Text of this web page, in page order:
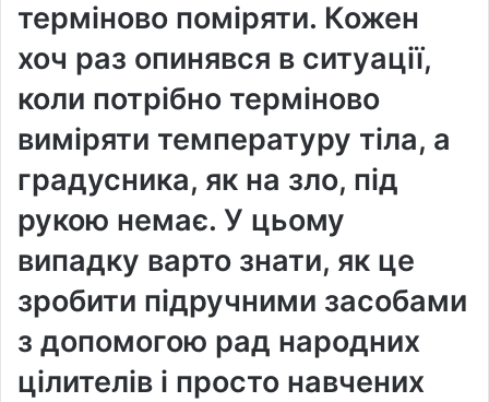
терміново поміряти. Кожен
хоч раз опинявся в ситуації,
коли потрібно терміново
виміряти температуру тіла, а
градусника, як на зло, під
рукою немає. У цьому
випадку варто знати, як це
зробити підручними засобами
з допомогою рад народних
цілителів і просто навчених